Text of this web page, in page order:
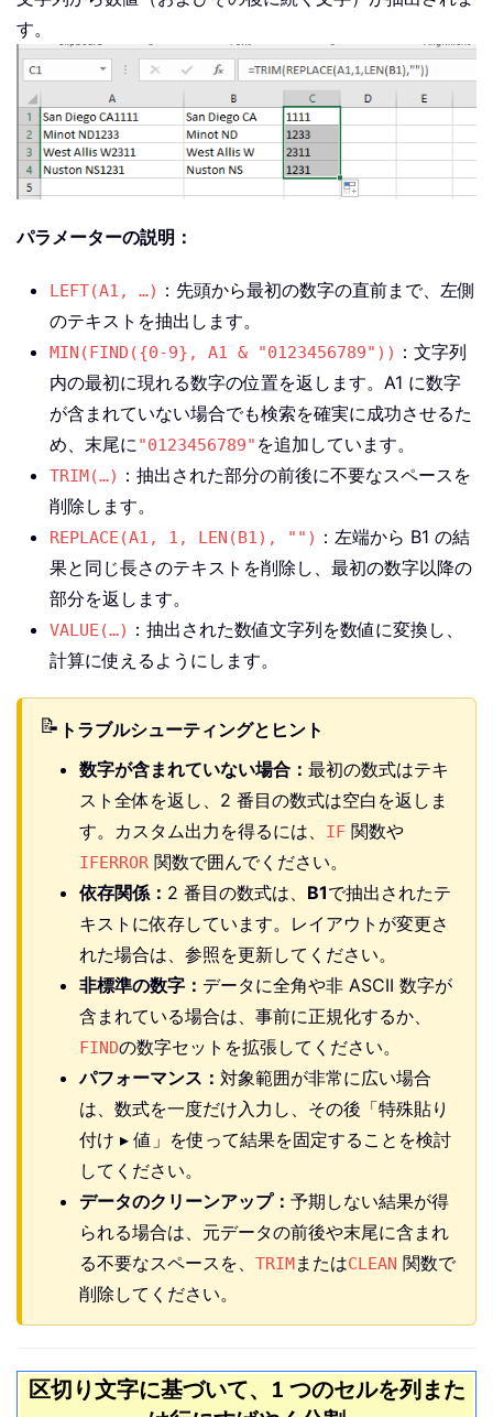
す。
パラメーターの説明：
LEFT(A1, …) ：先頭から最初の数字の直前まで、左側
のテキストを抽出します。
MIN(FIND({0-9}, A1 & "0123456789")) ：文字列
内の最初に現れる数字の位置を返します。A1 に数字
が含まれていない場合でも検索を確実に成功させるた
め、末尾に "0123456789" を追加しています。
TRIM(…) ：抽出された部分の前後に不要なスペースを
削除します。
REPLACE(A1, 1, LEN(B1), "") ：左端から B1 の結
果と同じ長さのテキストを削除し、最初の数字以降の
部分を返します。
VALUE(…) ：抽出された数値文字列を数値に変換し、
計算に使えるようにします。
📝 トラブルシューティングとヒント
数字が含まれていない場合： 最初の数式はテキ
スト全体を返し、2 番目の数式は空白を返しま
す。カスタム出力を得るには、
IF 関数や
IFERROR 関数で囲んでください。
依存関係： 2 番目の数式は、 B1で抽出されたテ
キストに依存しています。レイアウトが変更さ
れた場合は、参照を更新してください。
非標準の数字： データに全角や非 ASCII 数字が
含まれている場合は、事前に正規化するか、
FINDの数字セットを拡張してください。
パフォーマンス： 対象範囲が非常に広い場合
は、数式を一度だけ入力し、その後「特殊貼り
付け ▸ 値」を使って結果を固定することを検討
してください。
データのクリーンアップ： 予期しない結果が得
られる場合は、元データの前後や末尾に含まれ
る不要なスペースを、 TRIMまたはCLEAN 関数で
削除してください。
区切り文字に基づいて、1 つのセルを列また